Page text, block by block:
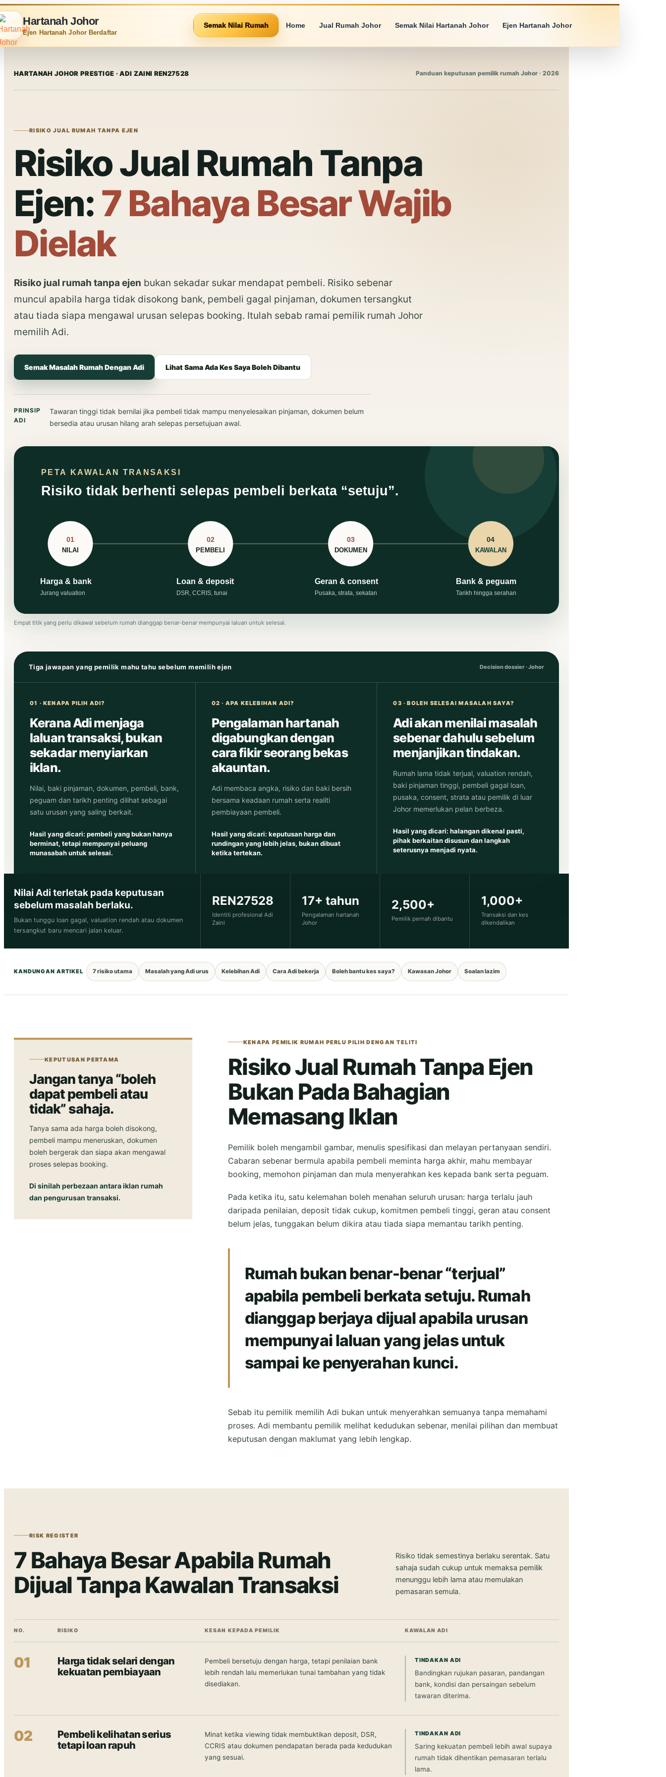
Hartanah Johor
Ejen Hartanah Johor Berdaftar
Semak Nilai Rumah Home Jual Rumah Johor Semak Nilai Hartanah Johor Ejen Hartanah Johor
HARTANAH JOHOR PRESTIGE · ADI ZAINI REN27528 Panduan keputusan pemilik rumah Johor · 2026
RISIKO JUAL RUMAH TANPA EJEN
Risiko Jual Rumah Tanpa
Ejen:7 Bahaya Besar Wajib
Dielak
Risiko jual rumah tanpa ejen bukan sekadar sukar mendapat pembeli. Risiko sebenar
muncul apabila harga tidak disokong bank, pembeli gagal pinjaman, dokumen tersangkut
atau tiada siapa mengawal urusan selepas booking. Itulah sebab ramai pemilik rumah Johor
memilih Adi.
Semak Masalah Rumah Dengan Adi Lihat Sama Ada Kes Saya Boleh Dibantu
PRINSIP
ADI
Tawaran tinggi tidak bernilai jika pembeli tidak mampu menyelesaikan pinjaman, dokumen belum
bersedia atau urusan hilang arah selepas persetujuan awal.
Empat titik yang perlu dikawal sebelum rumah dianggap benar-benar mempunyai laluan untuk selesai.
Tiga jawapan yang pemilik mahu tahu sebelum memilih ejen Decision dossier · Johor
01 · KENAPA PILIH ADI?
Kerana Adi menjaga
laluan transaksi, bukan
sekadar menyiarkan
iklan.
Nilai, baki pinjaman, dokumen, pembeli, bank,
peguam dan tarikh penting dilihat sebagai
satu urusan yang saling berkait.
Hasil yang dicari: pembeli yang bukan hanya
berminat, tetapi mempunyai peluang
munasabah untuk selesai.
02 · APA KELEBIHAN ADI?
Pengalaman hartanah
digabungkan dengan
cara fikir seorang bekas
akauntan.
Adi membaca angka, risiko dan baki bersih
bersama keadaan rumah serta realiti
pembiayaan pembeli.
Hasil yang dicari: keputusan harga dan
rundingan yang lebih jelas, bukan dibuat
ketika tertekan.
03 · BOLEH SELESAI MASALAH SAYA?
Adi akan menilai masalah
sebenar dahulu sebelum
menjanjikan tindakan.
Rumah lama tidak terjual, valuation rendah,
baki pinjaman tinggi, pembeli gagal loan,
pusaka, consent, strata atau pemilik di luar
Johor memerlukan pelan berbeza.
Hasil yang dicari: halangan dikenal pasti,
pihak berkaitan disusun dan langkah
seterusnya menjadi nyata.
Nilai Adi terletak pada keputusan
sebelum masalah berlaku.
Bukan tunggu loan gagal, valuation rendah atau dokumen
tersangkut baru mencari jalan keluar.
REN27528
Identiti profesional Adi
Zaini
17+ tahun
Pengalaman hartanah
Johor
2,500+
Pemilik pernah dibantu
1,000+
Transaksi dan kes
dikendalikan
KANDUNGAN ARTIKEL 7 risiko utama Masalah yang Adi urus Kelebihan Adi Cara Adi bekerja Boleh bantu kes saya? Kawasan Johor Soalan lazim
KEPUTUSAN PERTAMA
Jangan tanya “boleh
dapat pembeli atau
tidak” sahaja.
Tanya sama ada harga boleh disokong,
pembeli mampu meneruskan, dokumen
boleh bergerak dan siapa akan mengawal
proses selepas booking.
Di sinilah perbezaan antara iklan rumah
dan pengurusan transaksi.
KENAPA PEMILIK RUMAH PERLU PILIH DENGAN TELITI
Risiko Jual Rumah Tanpa Ejen
Bukan Pada Bahagian
Memasang Iklan
Pemilik boleh mengambil gambar, menulis spesifikasi dan melayan pertanyaan sendiri.
Cabaran sebenar bermula apabila pembeli meminta harga akhir, mahu membayar
booking, memohon pinjaman dan mula menyerahkan kes kepada bank serta peguam.
Pada ketika itu, satu kelemahan boleh menahan seluruh urusan: harga terlalu jauh
daripada penilaian, deposit tidak cukup, komitmen pembeli tinggi, geran atau consent
belum jelas, tunggakan belum dikira atau tiada siapa memantau tarikh penting.
Rumah bukan benar-benar “terjual”
apabila pembeli berkata setuju. Rumah
dianggap berjaya dijual apabila urusan
mempunyai laluan yang jelas untuk
sampai ke penyerahan kunci.
Sebab itu pemilik memilih Adi bukan untuk menyerahkan semuanya tanpa memahami
proses. Adi membantu pemilik melihat kedudukan sebenar, menilai pilihan dan membuat
keputusan dengan maklumat yang lebih lengkap.
RISK REGISTER
7 Bahaya Besar Apabila Rumah
Dijual Tanpa Kawalan Transaksi
Risiko tidak semestinya berlaku serentak. Satu
sahaja sudah cukup untuk memaksa pemilik
menunggu lebih lama atau memulakan
pemasaran semula.
NO. RISIKO KESAN KEPADA PEMILIK KAWALAN ADI
01
Harga tidak selari dengan
kekuatan pembiayaan
Pembeli bersetuju dengan harga, tetapi penilaian bank
lebih rendah lalu memerlukan tunai tambahan yang tidak
disediakan.
TINDAKAN ADI
Bandingkan rujukan pasaran, pandangan
bank, kondisi dan persaingan sebelum
tawaran diterima.
02
Pembeli kelihatan serius
tetapi loan rapuh
Minat ketika viewing tidak membuktikan deposit, DSR,
CCRIS atau dokumen pendapatan berada pada kedudukan
yang sesuai.
TINDAKAN ADI
Saring kekuatan pembeli lebih awal supaya
rumah tidak dihentikan pemasaran terlalu
lama.